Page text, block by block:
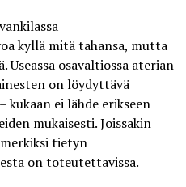
kyllä mitä tahansa, mutta
osavaltiossa aterian
on löydyttävä
ei lähde erikseen
mukaisesti. Joissakin
tietyn
on toteutettavissa.